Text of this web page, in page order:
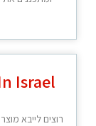
Israel
רוצים לייבא